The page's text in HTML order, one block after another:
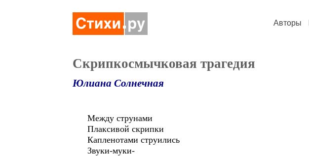
Авторы
Скрипкосмычковая трагедия
Юлиана Солнечная
Между струнами
Плаксивой скрипки
Капленотами струились
Звуки-муки-